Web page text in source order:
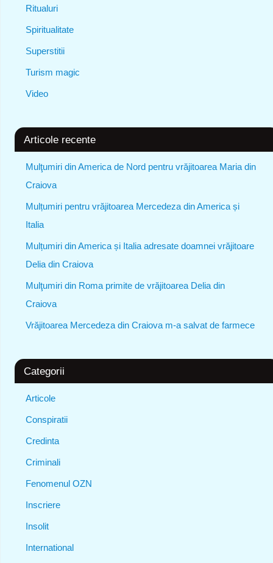
Ritualuri
Spiritualitate
Superstitii
Turism magic
Video
Articole recente
Mulţumiri din America de Nord pentru vrăjitoarea Maria din
Craiova
Mulțumiri pentru vrăjitoarea Mercedeza din America și
Italia
Mulțumiri din America și Italia adresate doamnei vrăjitoare
Delia din Craiova
Mulţumiri din Roma primite de vrăjitoarea Delia din
Craiova
Vrăjitoarea Mercedeza din Craiova m-a salvat de farmece
Categorii
Articole
Conspiratii
Credinta
Criminali
Fenomenul OZN
Inscriere
Insolit
International